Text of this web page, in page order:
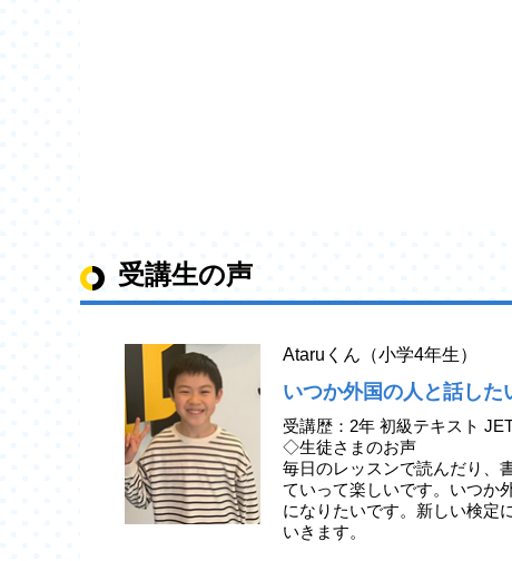
受講生の声
Ataruくん（小学4年生）
いつか外国の人と話した
受講歴：2年 初級テキスト
◇生徒さまのお声
毎日のレッスンで読んだり、
ていって楽しいです。いつか
になりたいです。新しい検定
いきます。